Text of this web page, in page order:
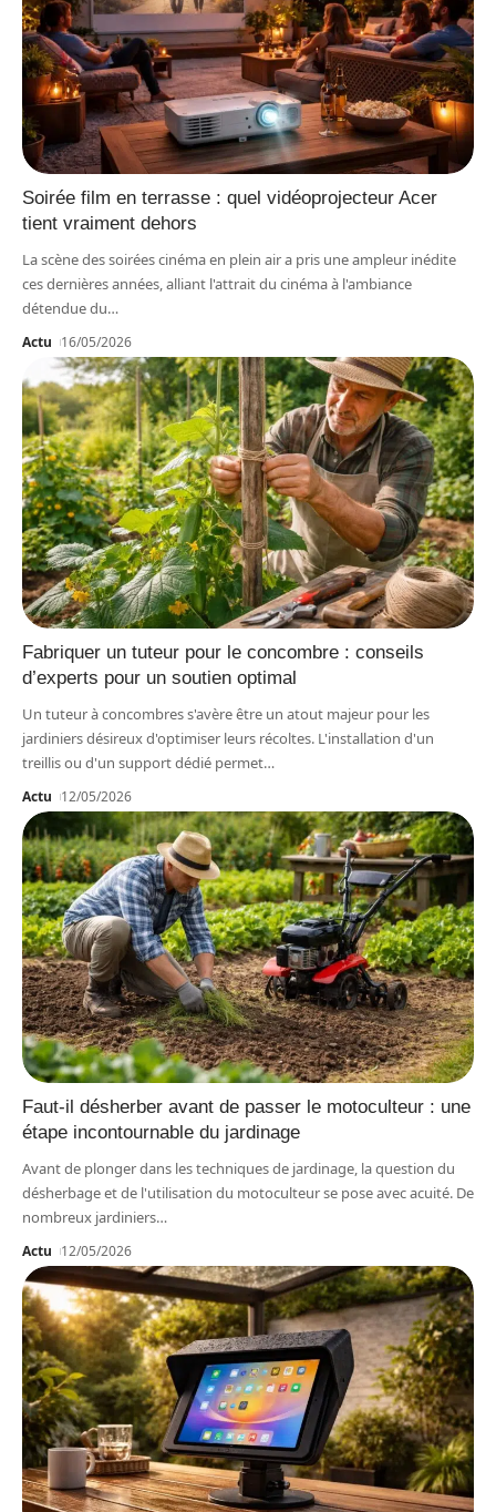
Soirée film en terrasse : quel vidéoprojecteur Acer
tient vraiment dehors
La scène des soirées cinéma en plein air a pris une ampleur inédite
ces dernières années, alliant l'attrait du cinéma à l'ambiance
détendue du…
Actu 16/05/2026
Fabriquer un tuteur pour le concombre : conseils
d’experts pour un soutien optimal
Un tuteur à concombres s'avère être un atout majeur pour les
jardiniers désireux d'optimiser leurs récoltes. L'installation d'un
treillis ou d'un support dédié permet…
Actu 12/05/2026
Faut-il désherber avant de passer le motoculteur : une
étape incontournable du jardinage
Avant de plonger dans les techniques de jardinage, la question du
désherbage et de l'utilisation du motoculteur se pose avec acuité. De
nombreux jardiniers…
Actu 12/05/2026